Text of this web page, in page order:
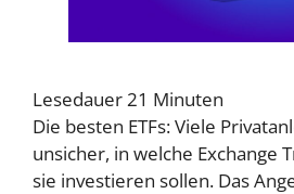
Lesedauer21 Minuten
Die besten ETFs: Viele
unsicher, in welche Exchange
sie investieren sollen. Das